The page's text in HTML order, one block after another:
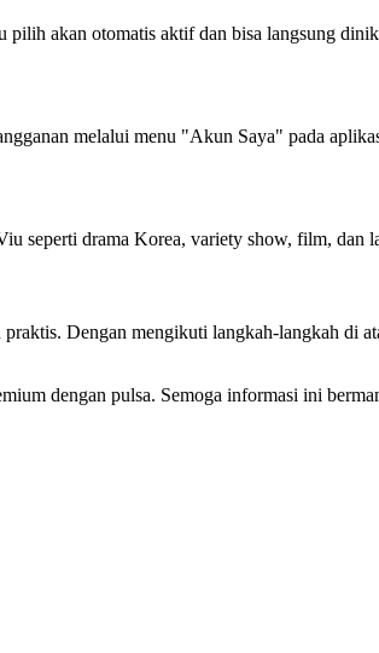
pilih akan otomatis aktif dan bisa langsung
melalui menu "Akun Saya" pada
seperti drama Korea, variety show, film, dan
Dengan mengikuti langkah-langkah di
dengan pulsa. Semoga informasi ini